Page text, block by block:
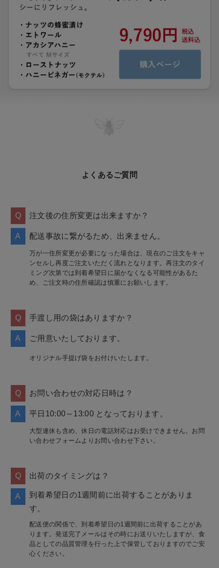
よくあるご質問
Q 注文後の住所変更は出来ますか？
A 配送事故に繋がるため、出来ません。
万が一住所変更が必要になった場合は、現在のご注文をキャ
ンセルし再度ご注文いただく流れとなります。再注文のタイ
ミング次第では到着希望日に届かなくなる可能性があるた
め、ご注文時の住所確認は慎重にお願いします。
Q 手渡し用の袋はありますか？
A ご用意いたしております。
オリジナル手提げ袋をお付けいたします。
Q お問い合わせの対応日時は？
A 平日10:00～13:00 となっております。
大型連休も含め、休日の電話対応はお受けできません。お問
い合わせフォームよりお問い合わせ下さい。
Q 出荷のタイミングは？
A
到着希望日の1週間前に出荷することがありま
す。
配送便の関係で、到着希望日の1週間前に出荷することがあ
ります。発送完了メールはその時にお送りいたしますが、食
品としての品質管理を行った上で保管しておりますのでご安
心ください。